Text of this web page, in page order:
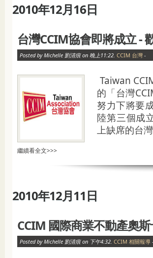
2010年12月16日
台灣CCIM協會即將成立 -
Posted by Michelle 劉清痕 on 晚上11:22. CCIM 台灣 -
Taiwan
的「台灣
努力下將要
陸第三個成
上缺席的台
繼續看全文>>>
2010年12月11日
CCIM 國際商業不動產奧
Posted by Michelle 劉清痕 on 下午4:32. CCIM 相關報導 -